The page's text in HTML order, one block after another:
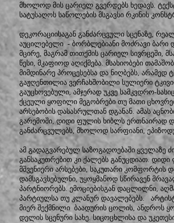
მხოლოდ მის ცარიელ გვერდებს ხედავს.
სატუსაღოს საწოლების მსგავსი რკინის
დეკორაციისაგან განძარცვული სცენაზე,
აუცილებელი - ბორბლებიანი მოძრავი ბარი
მცირე, მაგრამ თითქმის ცარიელ სივრცეში,
წესი, მკაფიოდ აღიქმება. მსახიობები
მიმდინარე პროცესებსა და ნიღბებს, არამედ
გაჟღენთილია ვერჩახშობილი სულიერი
გაუცხოვებული, ამჯერად უკვე სამკვდრო-
ქცეული ყოფილი მეგობრები თუ მათი
არსებობის დასასრულთან დგანან. ამას
გარემოში, დიდი ფულის ხიბლს ერთნაირად
განძარცვულებს, მხოლოდ სარფიანი,
ამ გადაგვარებულ საზოგადოებაში ყველაზე
განსაკუთრებით კი ქალებს განუცდიათ.
მშვენიერი არსებები, საკუთარი კომფორტის
დამსგავსებულნი, უყოყმანოდ სწირავენ
პარტნიორებს. ემოციებისგან დაცლილნი,
პარტიულსა თუ კლანურ დავალებებს.
მიერ შექმნილი ბაადურის ცოლის, ანდროს
დელის სცენური სახე. სიცოცხლისა და